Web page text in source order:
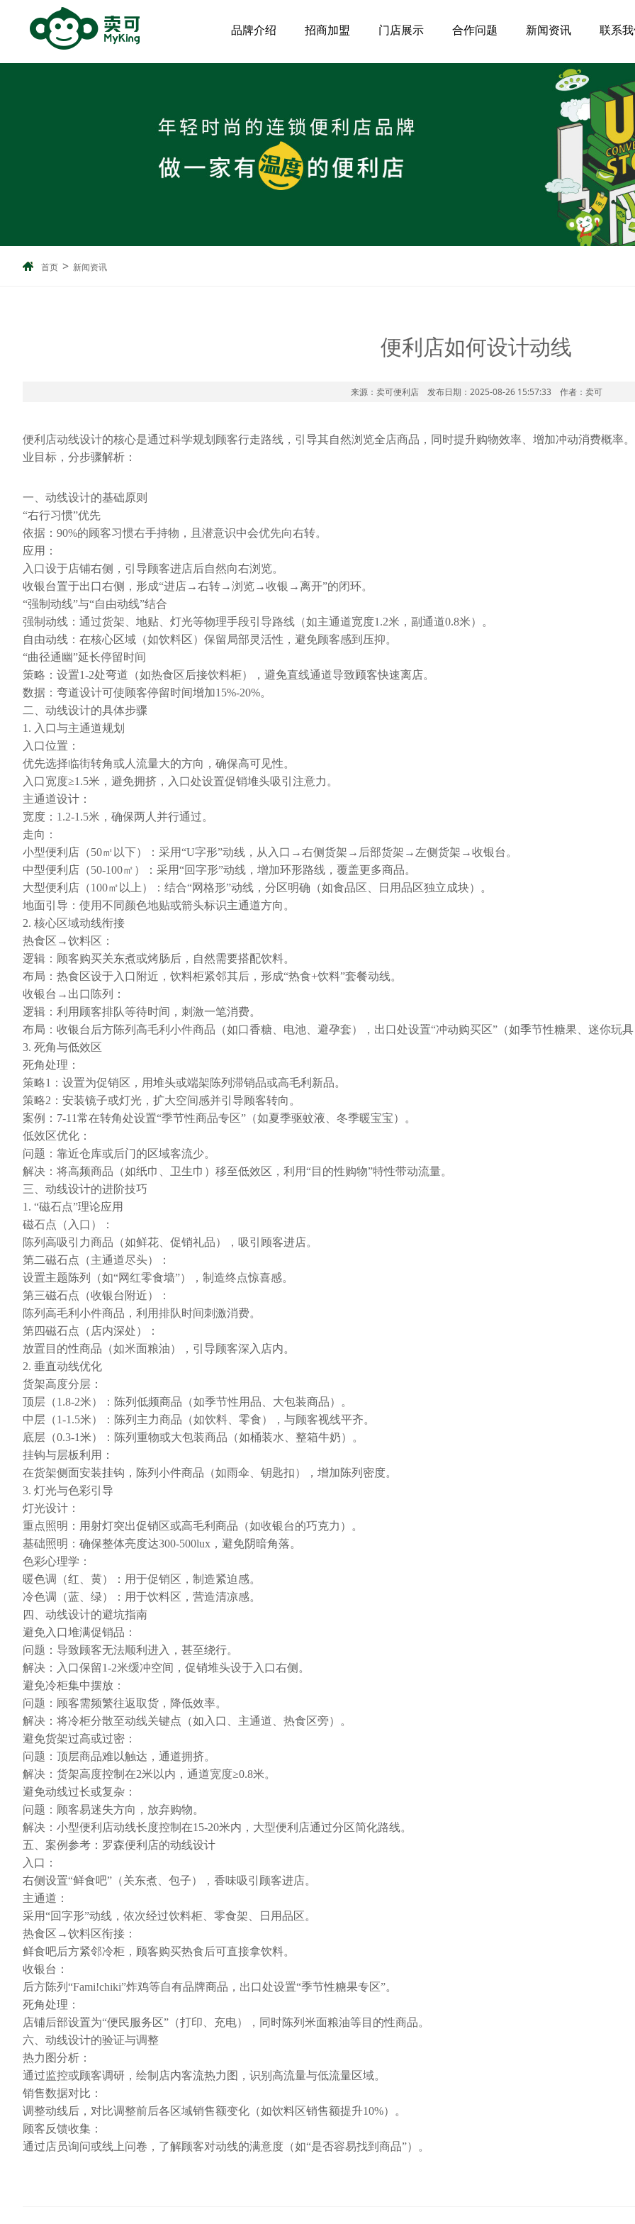
品牌介绍 招商加盟 门店展示 合作问题 新闻资讯 联系
首页 > 新闻资讯
便利店如何设计动线
来源：卖可便利店 发布日期：2025-08-26 15:57:33 作者：卖可
便利店动线设计的核心是通过科学规划顾客行走路线，引导其自然浏览全店商品，同时提升购物效率、增加冲动消费概率
业目标，分步骤解析：
一、动线设计的基础原则
“右行习惯”优先
依据：90%的顾客习惯右手持物，且潜意识中会优先向右转。
应用：
入口设于店铺右侧，引导顾客进店后自然向右浏览。
收银台置于出口右侧，形成“进店→右转→浏览→收银→离开”的闭环。
“强制动线”与“自由动线”结合
强制动线：通过货架、地贴、灯光等物理手段引导路线（如主通道宽度1.2米，副通道0.8米）。
自由动线：在核心区域（如饮料区）保留局部灵活性，避免顾客感到压抑。
“曲径通幽”延长停留时间
策略：设置1-2处弯道（如热食区后接饮料柜），避免直线通道导致顾客快速离店。
数据：弯道设计可使顾客停留时间增加15%-20%。
二、动线设计的具体步骤
1. 入口与主通道规划
入口位置：
优先选择临街转角或人流量大的方向，确保高可见性。
入口宽度≥1.5米，避免拥挤，入口处设置促销堆头吸引注意力。
主通道设计：
宽度：1.2-1.5米，确保两人并行通过。
走向：
小型便利店（50㎡以下）：采用“U字形”动线，从入口→右侧货架→后部货架→左侧货架→收银台。
中型便利店（50-100㎡）：采用“回字形”动线，增加环形路线，覆盖更多商品。
大型便利店（100㎡以上）：结合“网格形”动线，分区明确（如食品区、日用品区独立成块）。
地面引导：使用不同颜色地贴或箭头标识主通道方向。
2. 核心区域动线衔接
热食区→饮料区：
逻辑：顾客购买关东煮或烤肠后，自然需要搭配饮料。
布局：热食区设于入口附近，饮料柜紧邻其后，形成“热食+饮料”套餐动线。
收银台→出口陈列：
逻辑：利用顾客排队等待时间，刺激一笔消费。
布局：收银台后方陈列高毛利小件商品（如口香糖、电池、避孕套），出口处设置“冲动购买区”（如季节性糖果、迷你玩
3. 死角与低效区
死角处理：
策略1：设置为促销区，用堆头或端架陈列滞销品或高毛利新品。
策略2：安装镜子或灯光，扩大空间感并引导顾客转向。
案例：7-11常在转角处设置“季节性商品专区”（如夏季驱蚊液、冬季暖宝宝）。
低效区优化：
问题：靠近仓库或后门的区域客流少。
解决：将高频商品（如纸巾、卫生巾）移至低效区，利用“目的性购物”特性带动流量。
三、动线设计的进阶技巧
1. “磁石点”理论应用
磁石点（入口）：
陈列高吸引力商品（如鲜花、促销礼品），吸引顾客进店。
第二磁石点（主通道尽头）：
设置主题陈列（如“网红零食墙”），制造终点惊喜感。
第三磁石点（收银台附近）：
陈列高毛利小件商品，利用排队时间刺激消费。
第四磁石点（店内深处）：
放置目的性商品（如米面粮油），引导顾客深入店内。
2. 垂直动线优化
货架高度分层：
顶层（1.8-2米）：陈列低频商品（如季节性用品、大包装商品）。
中层（1-1.5米）：陈列主力商品（如饮料、零食），与顾客视线平齐。
底层（0.3-1米）：陈列重物或大包装商品（如桶装水、整箱牛奶）。
挂钩与层板利用：
在货架侧面安装挂钩，陈列小件商品（如雨伞、钥匙扣），增加陈列密度。
3. 灯光与色彩引导
灯光设计：
重点照明：用射灯突出促销区或高毛利商品（如收银台的巧克力）。
基础照明：确保整体亮度达300-500lux，避免阴暗角落。
色彩心理学：
暖色调（红、黄）：用于促销区，制造紧迫感。
冷色调（蓝、绿）：用于饮料区，营造清凉感。
四、动线设计的避坑指南
避免入口堆满促销品：
问题：导致顾客无法顺利进入，甚至绕行。
解决：入口保留1-2米缓冲空间，促销堆头设于入口右侧。
避免冷柜集中摆放：
问题：顾客需频繁往返取货，降低效率。
解决：将冷柜分散至动线关键点（如入口、主通道、热食区旁）。
避免货架过高或过密：
问题：顶层商品难以触达，通道拥挤。
解决：货架高度控制在2米以内，通道宽度≥0.8米。
避免动线过长或复杂：
问题：顾客易迷失方向，放弃购物。
解决：小型便利店动线长度控制在15-20米内，大型便利店通过分区简化路线。
五、案例参考：罗森便利店的动线设计
入口：
右侧设置“鲜食吧”（关东煮、包子），香味吸引顾客进店。
主通道：
采用“回字形”动线，依次经过饮料柜、零食架、日用品区。
热食区→饮料区衔接：
鲜食吧后方紧邻冷柜，顾客购买热食后可直接拿饮料。
收银台：
后方陈列“Fami!chiki”炸鸡等自有品牌商品，出口处设置“季节性糖果专区”。
死角处理：
店铺后部设置为“便民服务区”（打印、充电），同时陈列米面粮油等目的性商品。
六、动线设计的验证与调整
热力图分析：
通过监控或顾客调研，绘制店内客流热力图，识别高流量与低流量区域。
销售数据对比：
调整动线后，对比调整前后各区域销售额变化（如饮料区销售额提升10%）。
顾客反馈收集：
通过店员询问或线上问卷，了解顾客对动线的满意度（如“是否容易找到商品”）。